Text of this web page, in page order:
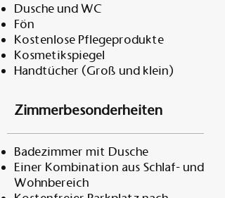
Dusche und WC
Fön
Kostenlose Pflegeprodukte
Kosmetikspiegel
Handtücher (Groß und klein)
Zimmerbesonderheiten
Badezimmer mit Dusche
Einer Kombination aus Schlaf- und
Wohnbereich